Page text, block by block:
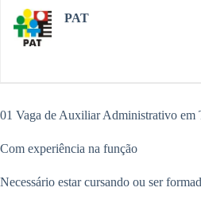
PAT
01 Vaga de Auxiliar Administrativo em
Com experiência na função
Necessário estar cursando ou ser